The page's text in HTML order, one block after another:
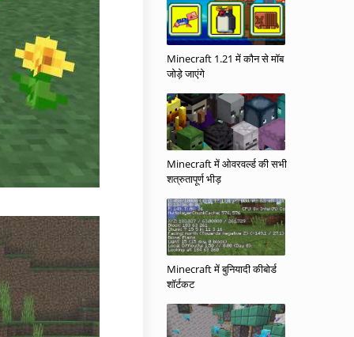
Minecraft 1.21 में कौन से मॉब
जोड़े जाएंगे
Minecraft में ओवरवर्ल्ड की सभी
शत्रुतापूर्ण भीड़
Minecraft में बुनियादी कीबोर्ड
शॉर्टकट